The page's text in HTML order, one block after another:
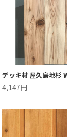
デッキ材 屋久島地杉
4,147円